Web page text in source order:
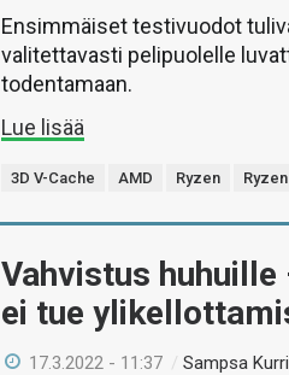
Ensimmäiset testivuodot
valitettavasti pelipuolelle
todentamaan.
Lue lisää
3D V-Cache AMD Ryzen
Vahvistus huhuille
ei tue
17.3.2022 - 11:37 /Sampsa Kurri